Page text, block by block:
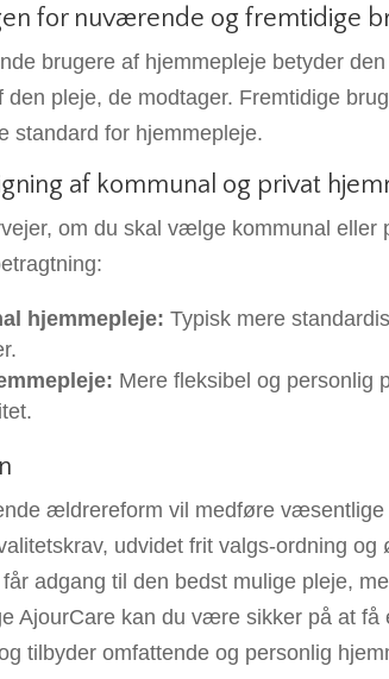
for nuværende og fremtidige
brugere af hjemmepleje betyder
den pleje, de modtager. Fremtidige
standard for hjemmepleje.
af kommunal og privat
om du skal vælge kommunal eller
hjemmepleje: Typisk mere
Mere fleksibel og
ældrereform vil medføre
udvidet frit valgs-ordning
adgang til den bedst mulige pleje,
AjourCare kan du være sikker på at
tilbyder omfattende og personlig